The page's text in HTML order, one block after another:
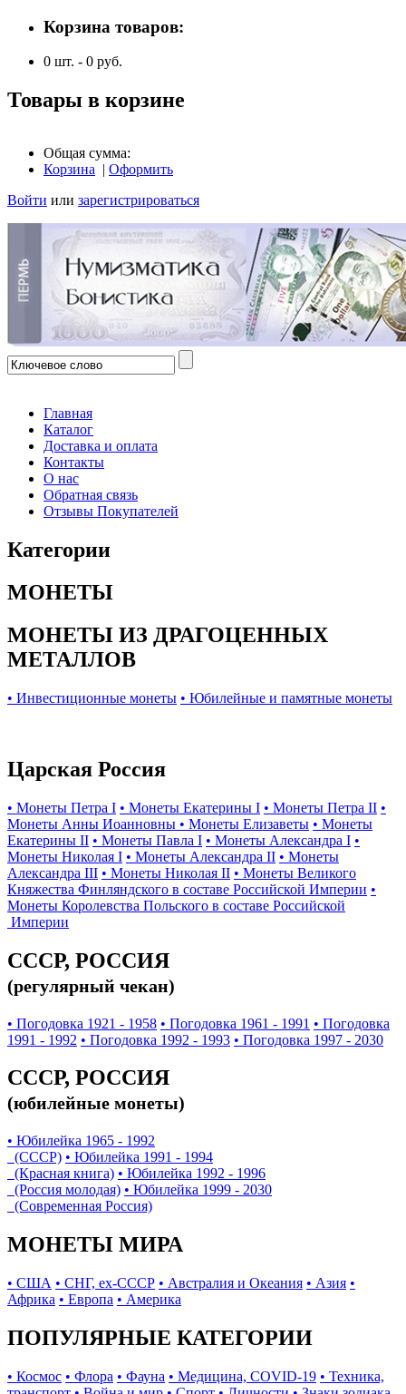
Корзина товаров:
0 шт. - 0 руб.
Товары в корзине
Общая сумма:
Корзина | Оформить
Войти или зарегистрироваться
Главная
Каталог
Доставка и оплата
Контакты
О нас
Обратная связь
Отзывы Покупателей
Категории
МОНЕТЫ
МОНЕТЫ ИЗ ДРАГОЦЕННЫХ
МЕТАЛЛОВ
• Инвестиционные монеты • Юбилейные и памятные монеты
Царская Россия
• Монеты Петра I • Монеты Екатерины I • Монеты Петра II •
Монеты Анны Иоанновны • Монеты Елизаветы • Монеты
Екатерины II • Монеты Павла I • Монеты Александра I •
Монеты Николая I • Монеты Александра II • Монеты
Александра III • Монеты Николая II • Монеты Великого
Княжества Финляндского в составе Российской Империи •
Монеты Королевства Польского в составе Российской
Империи
СССР, РОССИЯ
(регулярный чекан)
• Погодовка 1921 - 1958 • Погодовка 1961 - 1991 • Погодовка
1991 - 1992 • Погодовка 1992 - 1993 • Погодовка 1997 - 2030
СССР, РОССИЯ
(юбилейные монеты)
• Юбилейка 1965 - 1992
(СССР) • Юбилейка 1991 - 1994
(Красная книга) • Юбилейка 1992 - 1996
(Россия молодая) • Юбилейка 1999 - 2030
(Современная Россия)
МОНЕТЫ МИРА
• США • СНГ, ex-СССР • Австралия и Океания • Азия •
Африка • Европа • Америка
ПОПУЛЯРНЫЕ КАТЕГОРИИ
• Космос • Флора • Фауна • Медицина, COVID-19 • Техника,